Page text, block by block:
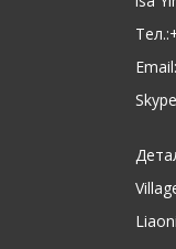
Тел.:
Email: